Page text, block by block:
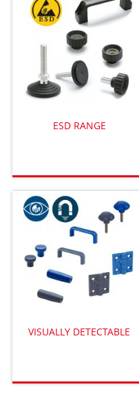
ESD RANGE
VISUALLY DETECTABLE